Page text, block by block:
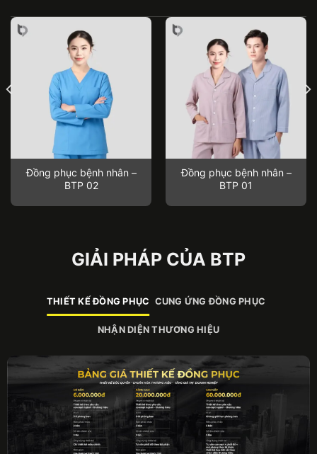
Đồng phục bệnh nhân –
BTP 02
Đồng phục bệnh nhân –
BTP 01
GIẢI PHÁP CỦA BTP
THIẾT KẾ ĐỒNG PHỤC CUNG ỨNG ĐỒNG PHỤC
NHẬN DIỆN THƯƠNG HIỆU